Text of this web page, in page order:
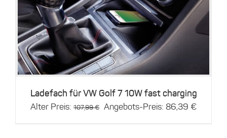
Details
Ladefach für VW Golf 7 10W fast charging
Alter Preis: 107,99€
Ursprünglicher
Angebots-Preis: 86,39 €